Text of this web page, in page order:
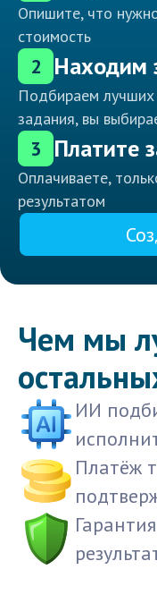
Опишите, что
стоимость
2 Находим
Подбираем лучших
задания, вы
3 Платите
Оплачиваете,
результатом
Чем мы
ИИ
Платёж